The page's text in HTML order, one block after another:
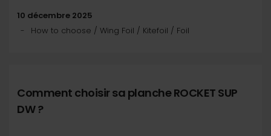
10 décembre 2025
How to choose / Wing Foil / Kitefoil / Foil
Comment choisir sa planche ROCKET SUP
DW ?